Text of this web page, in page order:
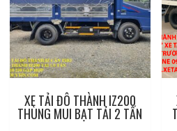
XE TẢI ĐÔ THÀNH IZ200
THÙNG MUI BẠT TẢI 2 TẤN